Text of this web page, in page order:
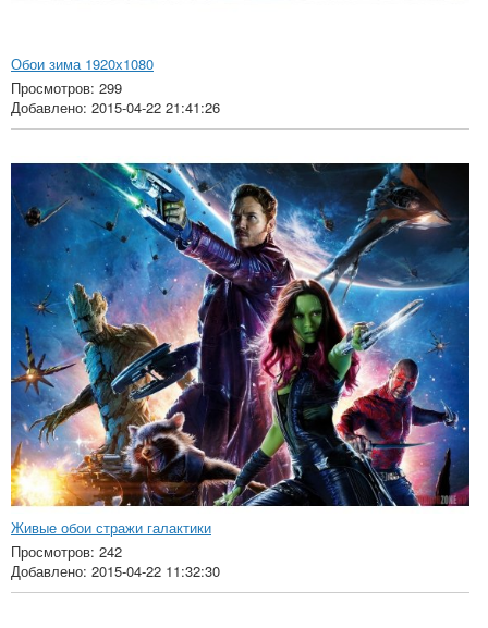
Обои зима 1920х1080
Просмотров: 299
Добавлено: 2015-04-22 21:41:26
Живые обои стражи галактики
Просмотров: 242
Добавлено: 2015-04-22 11:32:30